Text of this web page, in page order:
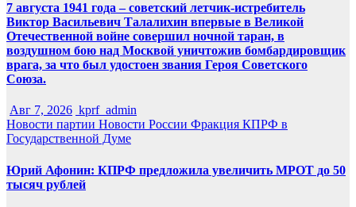
7 августа 1941 года – советский летчик-истребитель
Виктор Васильевич Талалихин впервые в Великой
Отечественной войне совершил ночной таран, в
воздушном бою над Москвой уничтожив бомбардировщик
врага, за что был удостоен звания Героя Советского
Союза.
Авг 7, 2026 kprf_admin
Новости партии Новости России Фракция КПРФ в
Государственной Думе
Юрий Афонин: КПРФ предложила увеличить МРОТ до 50
тысяч рублей